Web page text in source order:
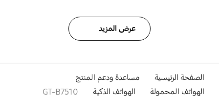
عرض المزيد
الصفحة الرئيسية
مساعدة ودعم المنتج
الهواتف المحمولة
الهواتف الذكية GT-B7510